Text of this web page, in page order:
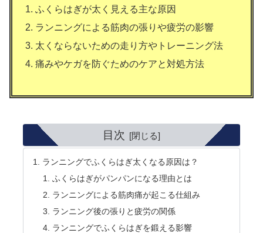
ふくらはぎが太く見える主な原因
ランニングによる筋肉の張りや疲労の影響
太くならないための走り方やトレーニング法
痛みやケガを防ぐためのケアと対処方法
目次
ランニングでふくらはぎ太くなる原因は？
ふくらはぎがパンパンになる理由とは
ランニングによる筋肉痛が起こる仕組み
ランニング後の張りと疲労の関係
ランニングでふくらはぎを鍛える影響